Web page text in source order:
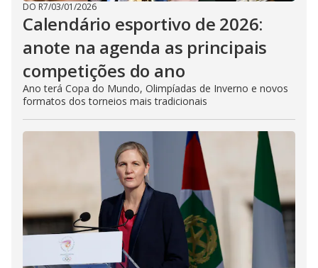
DO R7/03/01/2026
Calendário esportivo de 2026:
anote na agenda as principais
competições do ano
Ano terá Copa do Mundo, Olimpíadas de Inverno e novos
formatos dos torneios mais tradicionais